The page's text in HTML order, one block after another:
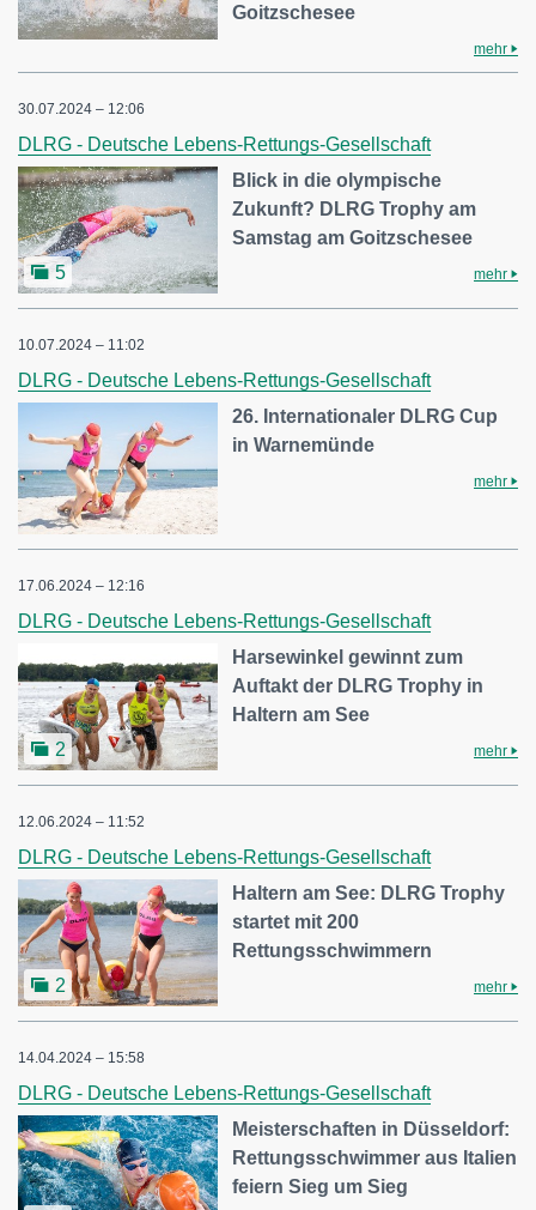
Goitzschesee
mehr
30.07.2024 – 12:06
DLRG - Deutsche Lebens-Rettungs-Gesellschaft
5
Blick in die olympische
Zukunft? DLRG Trophy am
Samstag am Goitzschesee
mehr
10.07.2024 – 11:02
DLRG - Deutsche Lebens-Rettungs-Gesellschaft
26. Internationaler DLRG Cup
in Warnemünde
mehr
17.06.2024 – 12:16
DLRG - Deutsche Lebens-Rettungs-Gesellschaft
2
Harsewinkel gewinnt zum
Auftakt der DLRG Trophy in
Haltern am See
mehr
12.06.2024 – 11:52
DLRG - Deutsche Lebens-Rettungs-Gesellschaft
2
Haltern am See: DLRG Trophy
startet mit 200
Rettungsschwimmern
mehr
14.04.2024 – 15:58
DLRG - Deutsche Lebens-Rettungs-Gesellschaft
Meisterschaften in Düsseldorf:
Rettungsschwimmer aus Italien
feiern Sieg um Sieg